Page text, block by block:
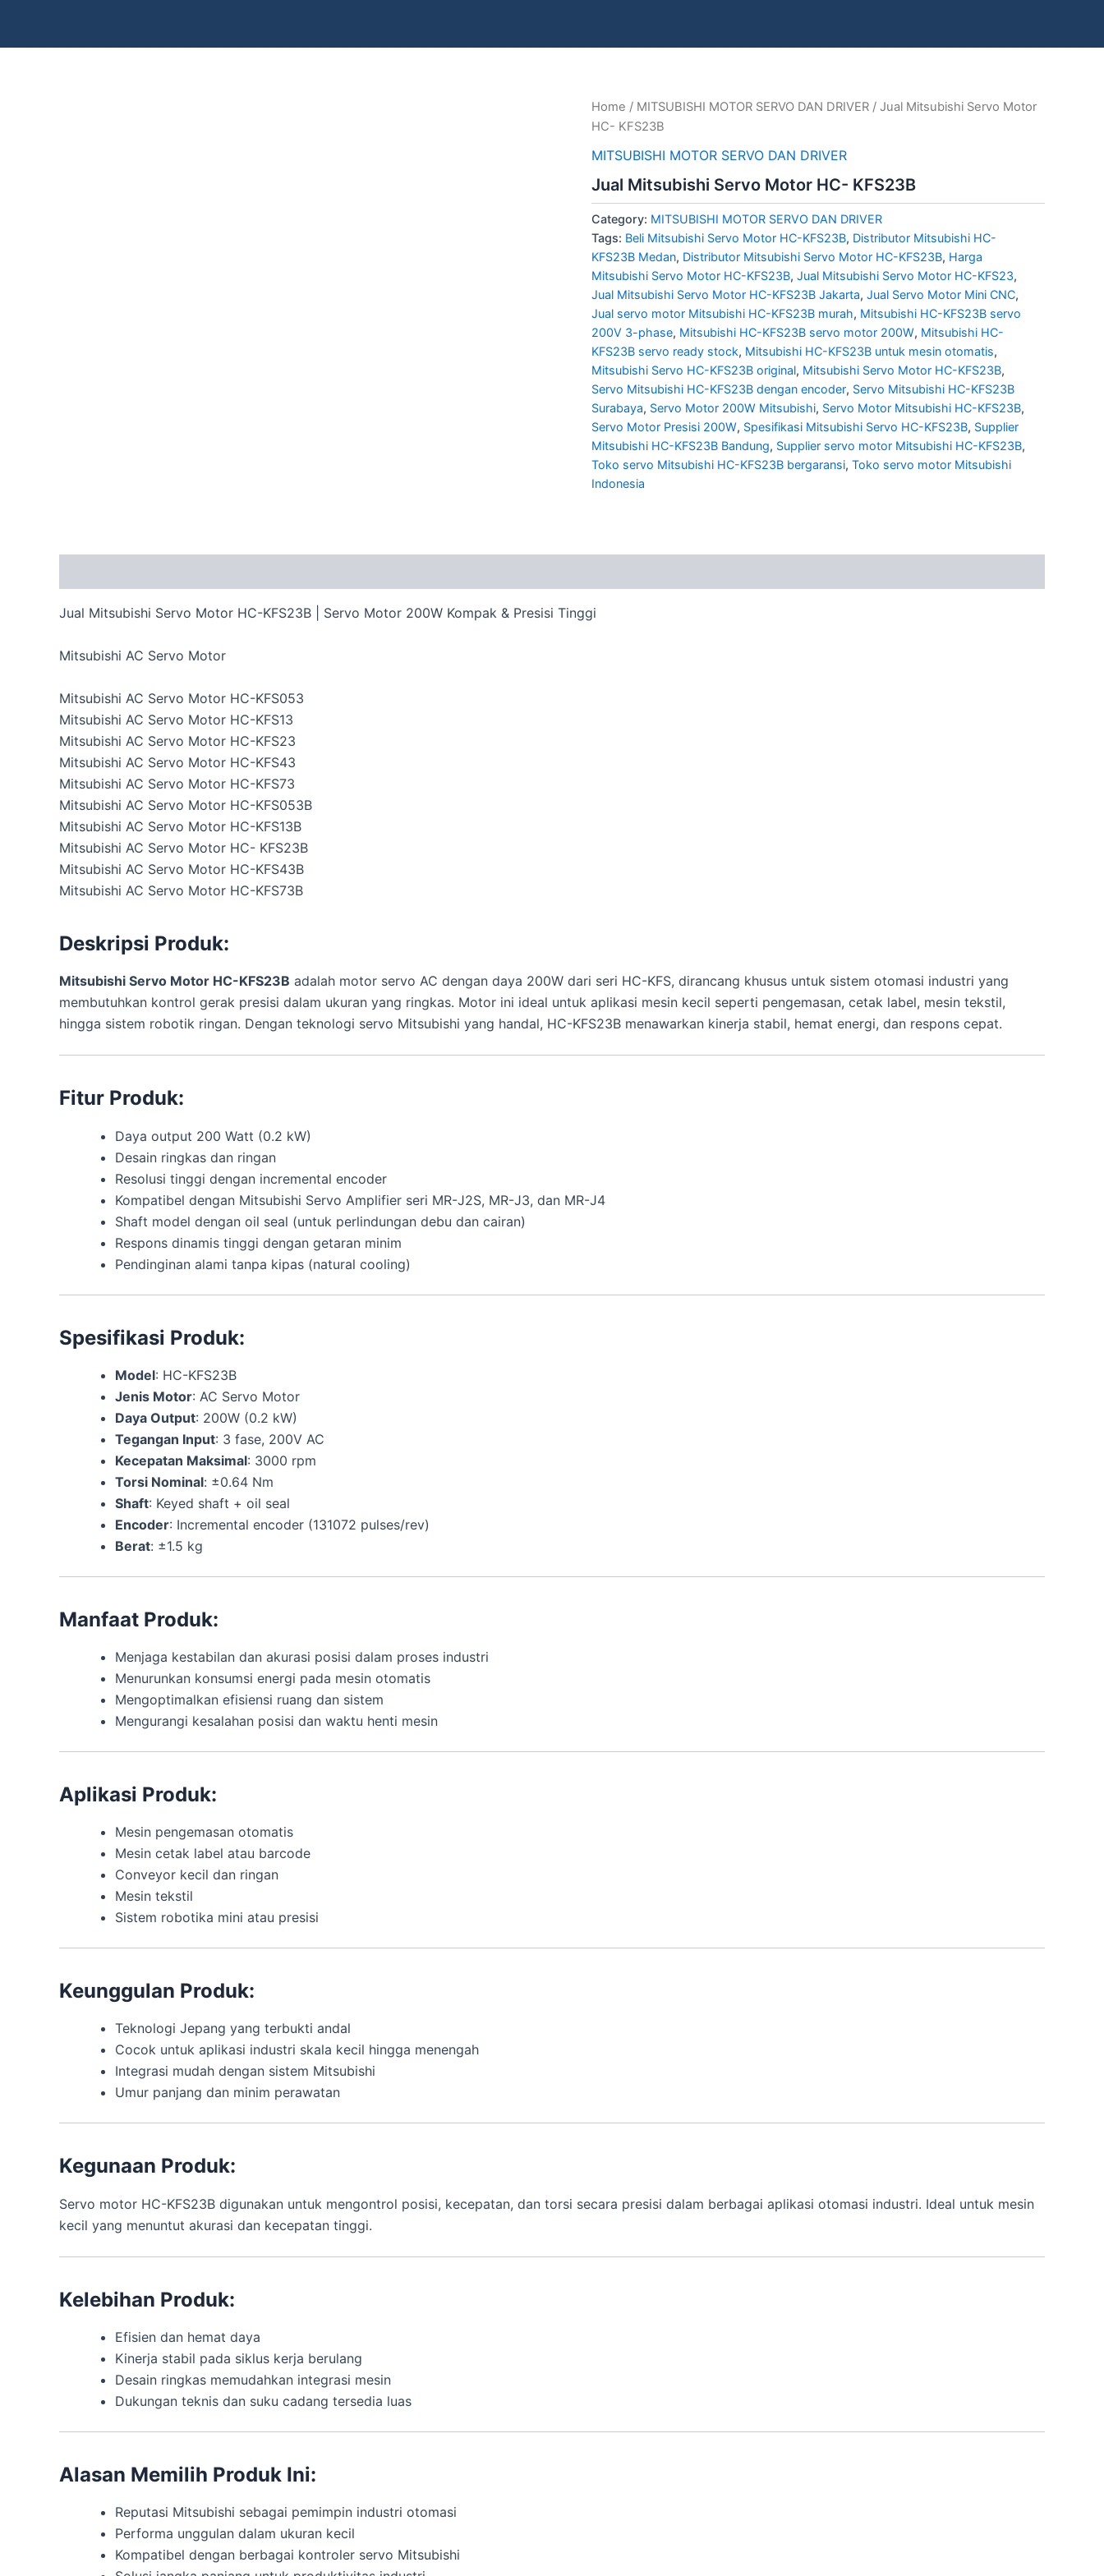
Home / MITSUBISHI MOTOR SERVO DAN DRIVER / Jual Mitsubishi Servo Motor
HC- KFS23B
MITSUBISHI MOTOR SERVO DAN DRIVER
Jual Mitsubishi Servo Motor HC- KFS23B
Category: MITSUBISHI MOTOR SERVO DAN DRIVER
Tags: Beli Mitsubishi Servo Motor HC-KFS23B, Distributor Mitsubishi HC-
KFS23B Medan, Distributor Mitsubishi Servo Motor HC-KFS23B, Harga
Mitsubishi Servo Motor HC-KFS23B, Jual Mitsubishi Servo Motor HC-KFS23,
Jual Mitsubishi Servo Motor HC-KFS23B Jakarta, Jual Servo Motor Mini CNC,
Jual servo motor Mitsubishi HC-KFS23B murah, Mitsubishi HC-KFS23B servo
200V 3-phase, Mitsubishi HC-KFS23B servo motor 200W, Mitsubishi HC-
KFS23B servo ready stock, Mitsubishi HC-KFS23B untuk mesin otomatis,
Mitsubishi Servo HC-KFS23B original, Mitsubishi Servo Motor HC-KFS23B,
Servo Mitsubishi HC-KFS23B dengan encoder, Servo Mitsubishi HC-KFS23B
Surabaya, Servo Motor 200W Mitsubishi, Servo Motor Mitsubishi HC-KFS23B,
Servo Motor Presisi 200W, Spesifikasi Mitsubishi Servo HC-KFS23B, Supplier
Mitsubishi HC-KFS23B Bandung, Supplier servo motor Mitsubishi HC-KFS23B,
Toko servo Mitsubishi HC-KFS23B bergaransi, Toko servo motor Mitsubishi
Indonesia
Jual Mitsubishi Servo Motor HC-KFS23B | Servo Motor 200W Kompak & Presisi Tinggi
Mitsubishi AC Servo Motor
Mitsubishi AC Servo Motor HC-KFS053
Mitsubishi AC Servo Motor HC-KFS13
Mitsubishi AC Servo Motor HC-KFS23
Mitsubishi AC Servo Motor HC-KFS43
Mitsubishi AC Servo Motor HC-KFS73
Mitsubishi AC Servo Motor HC-KFS053B
Mitsubishi AC Servo Motor HC-KFS13B
Mitsubishi AC Servo Motor HC- KFS23B
Mitsubishi AC Servo Motor HC-KFS43B
Mitsubishi AC Servo Motor HC-KFS73B
Deskripsi Produk:
Mitsubishi Servo Motor HC-KFS23B adalah motor servo AC dengan daya 200W dari seri HC-KFS, dirancang khusus untuk sistem otomasi industri yang
membutuhkan kontrol gerak presisi dalam ukuran yang ringkas. Motor ini ideal untuk aplikasi mesin kecil seperti pengemasan, cetak label, mesin tekstil,
hingga sistem robotik ringan. Dengan teknologi servo Mitsubishi yang handal, HC-KFS23B menawarkan kinerja stabil, hemat energi, dan respons cepat.
Fitur Produk:
Daya output 200 Watt (0.2 kW)
Desain ringkas dan ringan
Resolusi tinggi dengan incremental encoder
Kompatibel dengan Mitsubishi Servo Amplifier seri MR-J2S, MR-J3, dan MR-J4
Shaft model dengan oil seal (untuk perlindungan debu dan cairan)
Respons dinamis tinggi dengan getaran minim
Pendinginan alami tanpa kipas (natural cooling)
Spesifikasi Produk:
Model: HC-KFS23B
Jenis Motor: AC Servo Motor
Daya Output: 200W (0.2 kW)
Tegangan Input: 3 fase, 200V AC
Kecepatan Maksimal: 3000 rpm
Torsi Nominal: ±0.64 Nm
Shaft: Keyed shaft + oil seal
Encoder: Incremental encoder (131072 pulses/rev)
Berat: ±1.5 kg
Manfaat Produk:
Menjaga kestabilan dan akurasi posisi dalam proses industri
Menurunkan konsumsi energi pada mesin otomatis
Mengoptimalkan efisiensi ruang dan sistem
Mengurangi kesalahan posisi dan waktu henti mesin
Aplikasi Produk:
Mesin pengemasan otomatis
Mesin cetak label atau barcode
Conveyor kecil dan ringan
Mesin tekstil
Sistem robotika mini atau presisi
Keunggulan Produk:
Teknologi Jepang yang terbukti andal
Cocok untuk aplikasi industri skala kecil hingga menengah
Integrasi mudah dengan sistem Mitsubishi
Umur panjang dan minim perawatan
Kegunaan Produk:
Servo motor HC-KFS23B digunakan untuk mengontrol posisi, kecepatan, dan torsi secara presisi dalam berbagai aplikasi otomasi industri. Ideal untuk mesin
kecil yang menuntut akurasi dan kecepatan tinggi.
Kelebihan Produk:
Efisien dan hemat daya
Kinerja stabil pada siklus kerja berulang
Desain ringkas memudahkan integrasi mesin
Dukungan teknis dan suku cadang tersedia luas
Alasan Memilih Produk Ini:
Reputasi Mitsubishi sebagai pemimpin industri otomasi
Performa unggulan dalam ukuran kecil
Kompatibel dengan berbagai kontroler servo Mitsubishi